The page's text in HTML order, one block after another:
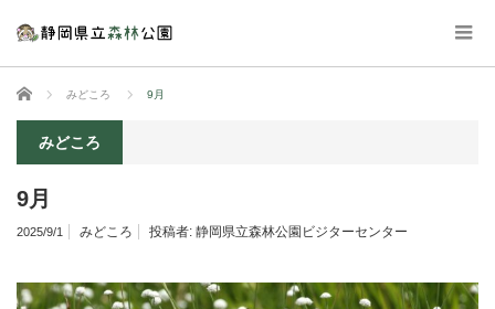
ホーム みどころ 9月
みどころ
9月
2025/9/1 みどころ 投稿者: 静岡県立森林公園ビジターセンター